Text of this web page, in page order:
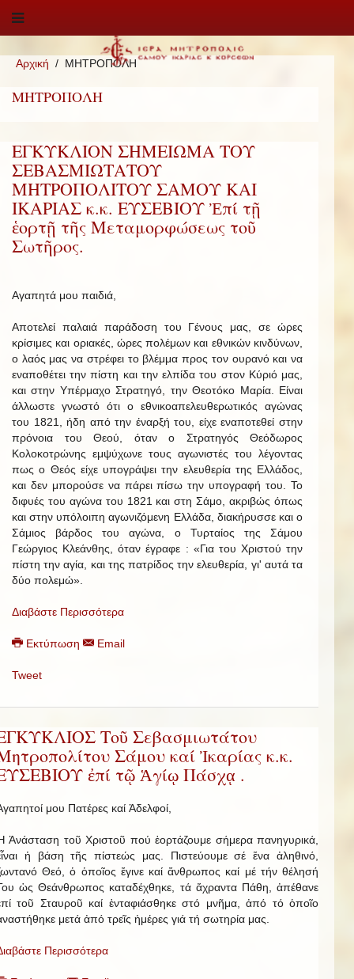
Αρχική ΜΗΤΡΟΠΟΛΗ
ΜΗΤΡΟΠΟΛΗ
ΕΓΚΥΚΛΙΟΝ ΣΗΜΕΙΩΜΑ ΤΟΥ
ΣΕΒΑΣΜΙΩΤΑΤΟΥ
ΜΗΤΡΟΠΟΛΙΤΟΥ ΣΑΜΟΥ ΚΑΙ
ΙΚΑΡΙΑΣ κ.κ. ΕΥΣΕΒΙΟΥ Ἐπί τῇ
ἑορτῇ τῆς Μεταμορφώσεως τοῦ
Σωτῆρος.
Αγαπητά μου παιδιά,
Αποτελεί παλαιά παράδοση του Γένους μας, σε ώρες
κρίσιμες και οριακές, ώρες πολέμων και εθνικών κινδύνων,
ο λαός μας να στρέφει το βλέμμα προς τον ουρανό και να
εναποθέτει την πίστη και την ελπίδα του στον Κύριό μας,
και στην Υπέρμαχο Στρατηγό, την Θεοτόκο Μαρία. Είναι
άλλωστε γνωστό ότι ο εθνικοαπελευθερωτικός αγώνας
του 1821, ήδη από την έναρξή του, είχε εναποτεθεί στην
πρόνοια του Θεού, όταν ο Στρατηγός Θεόδωρος
Κολοκοτρώνης εμψύχωνε τους αγωνιστές του λέγοντας
πως ο Θεός είχε υπογράψει την ελευθερία της Ελλάδος,
και δεν μπορούσε να πάρει πίσω την υπογραφή του. Το
διφυές του αγώνα του 1821 και στη Σάμο, ακριβώς όπως
και στην υπόλοιπη αγωνιζόμενη Ελλάδα, διακήρυσσε και ο
Σάμιος βάρδος του αγώνα, ο Τυρταίος της Σάμου
Γεώργιος Κλεάνθης, όταν έγραφε : «Για του Χριστού την
πίστη την αγία, και της πατρίδος την ελευθερία, γι' αυτά τα
δύο πολεμώ».
Διαβάστε Περισσότερα
Εκτύπωση Email
Tweet
Τοῦ Σεβασμιωτάτου
Σάμου καί Ἰκαρίας κ.κ.
ἐπί τῷ Ἁγίῳ Πάσχᾳ .
μου Πατέρες καί Ἀδελφοί,
Ἀνάσταση τοῦ Χριστοῦ πού ἑορτάζουμε σήμερα πανηγυρικά,
ἡ βάση τῆς πίστεώς μας. Πιστεύουμε σέ ἕνα ἀληθινό,
Θεό, ὁ ὁποῖος ἔγινε καί ἄνθρωπος καί μέ τήν θέλησή
ὡς Θεάνθρωπος καταδέχθηκε, τά ἄχραντα Πάθη, ἀπέθανε
τοῦ Σταυροῦ καί ἐνταφιάσθηκε στό μνῆμα, ἀπό τό ὁποῖο
μετά ἀπό τρεῖς ἡμέρες γιά τή σωτηρία μας.
Περισσότερα